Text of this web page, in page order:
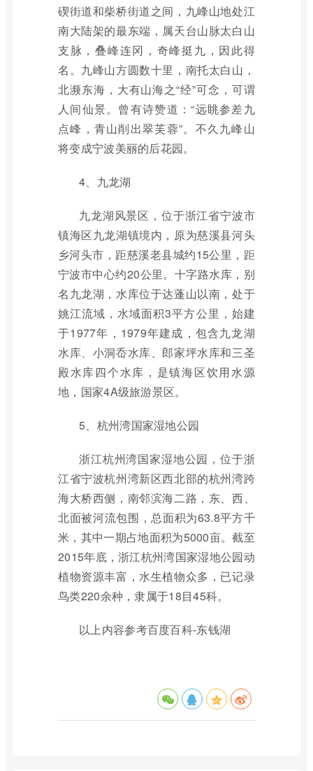
碶街道和柴桥街道之间，九峰山地处江
南大陆架的最东端，属天台山脉太白山
支脉，叠峰连冈，奇峰挺九，因此得
名。九峰山方圆数十里，南托太白山，
北濒东海，大有山海之“经”可念，可谓
人间仙景。曾有诗赞道：“远眺参差九
点峰，青山削出翠芙蓉”。不久九峰山
将变成宁波美丽的后花园。
4、九龙湖
九龙湖风景区，位于浙江省宁波市
镇海区九龙湖镇境内，原为慈溪县河头
乡河头市，距慈溪老县城约15公里，距
宁波市中心约20公里。十字路水库，别
名九龙湖，水库位于达蓬山以南，处于
姚江流域，水域面积3平方公里，始建
于1977年，1979年建成，包含九龙湖
水库、小洞岙水库、郎家坪水库和三圣
殿水库四个水库，是镇海区饮用水源
地，国家4A级旅游景区。
5、杭州湾国家湿地公园
浙江杭州湾国家湿地公园，位于浙
江省宁波杭州湾新区西北部的杭州湾跨
海大桥西侧，南邻滨海二路，东、西、
北面被河流包围，总面积为63.8平方千
米，其中一期占地面积为5000亩。截至
2015年底，浙江杭州湾国家湿地公园动
植物资源丰富，水生植物众多，已记录
鸟类220余种，隶属于18目45科。
以上内容参考百度百科-东钱湖